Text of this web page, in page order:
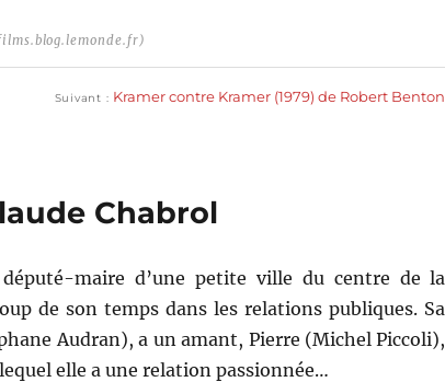
Suivant Kramer contre Kramer (1979) de Robert Benton
Chabrol
député-maire d’une petite ville du centre de la
de son temps dans les relations publiques. Sa
Audran), a un amant, Pierre (Michel Piccoli),
elle a une relation passionnée…